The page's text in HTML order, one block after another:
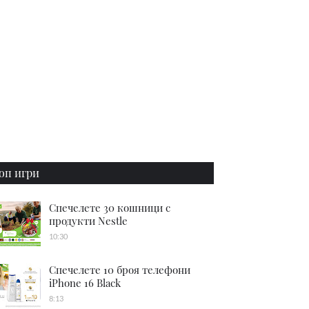
игри
Спечелете 30 кошници с
продукти Nestle
10:30
Спечелете 10 броя телефони
iPhone 16 Black
8:13